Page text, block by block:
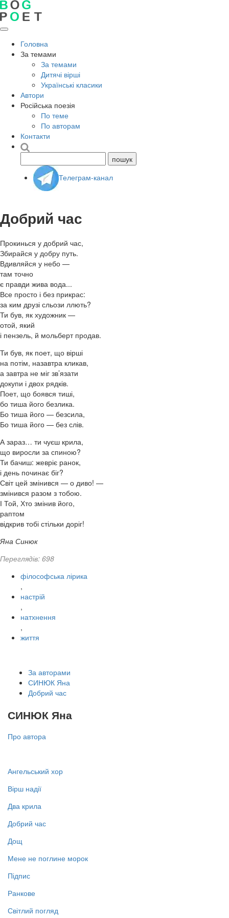
Головна
За темами
За темами
Дитячі вірші
Українські класики
Автори
Російська поезія
По теме
По авторам
Контакти
Телеграм-канал
Добрий час
Прокинься у добрий час,
Збирайся у добру путь.
Вдивляйся у небо —
там точно
є правди жива вода...
Все просто і без прикрас:
за ким друзі сльози ллють?
Ти був, як художник —
отой, який
і пензель, й мольберт продав.
Ти був, як поет, що вірші
на потім, назавтра кликав,
а завтра не міг зв’язати
докупи і двох рядків.
Поет, що боявся тиші,
бо тиша його безлика.
Бо тиша його — безсила,
Бо тиша його — без слів.
А зараз… ти чуєш крила,
що виросли за спиною?
Ти бачиш: жевріє ранок,
і день починає біг?
Світ цей змінився — о диво! —
змінився разом з тобою.
І Той, Хто змінив його,
раптом
відкрив тобі стільки доріг!
Яна Синюк
Переглядів: 698
філософська лірика
,
настрій
,
натхнення
,
життя
За авторами
СИНЮК Яна
Добрий час
СИНЮК Яна
Про автора
Ангельський хор
Вірш надії
Два крила
Добрий час
Дощ
Мене не поглине морок
Підпис
Ранкове
Світлий погляд